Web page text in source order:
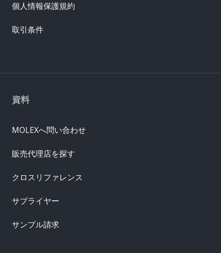
資料
MOLEXへ問い合わせ
販売代理店を探す
クロスリファレンス
サプライヤー
サンプル請求
個人情報保護規約
取引条件